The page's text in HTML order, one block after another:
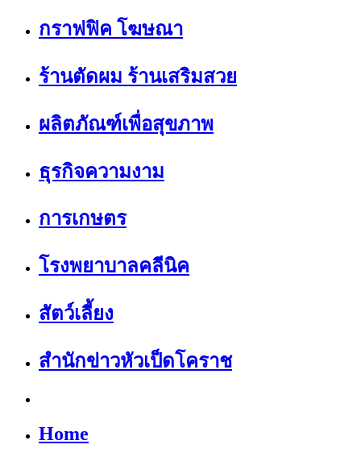
กราฟฟิค โฆษณา
ร้านตัดผม ร้านเสริมสวย
ผลิตภัณฑ์เพื่อสุขภาพ
ธุรกิจความงาม
การเกษตร
โรงพยาบาลคลีนิค
สัตว์เลี้ยง
สำนักข่าวหัวเป็ดโคราช
Home